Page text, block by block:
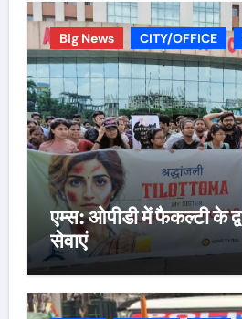
Big News CITY/OFFICE
एम्स: ओपीडी में फैकल्टी के
सेवाएं